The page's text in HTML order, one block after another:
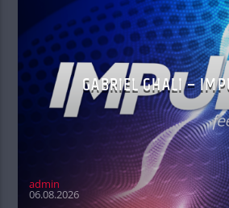
GABRIEL GHALI –
admin
06.08.2026